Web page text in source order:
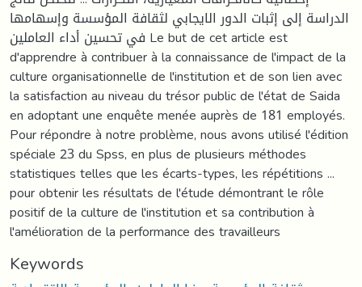
الدراسة إلى إثبات الدور الايجابي لثقافة المؤسسة وإسهامها
في تحسين أداء العاملين Le but de cet article est
d'apprendre à contribuer à la connaissance de l'impact de la
culture organisationnelle de l'institution et de son lien avec
la satisfaction au niveau du trésor public de l'état de Saida
en adoptant une enquête menée auprès de 181 employés.
Pour répondre à notre problème, nous avons utilisé l'édition
spéciale 23 du Spss, en plus de plusieurs méthodes
statistiques telles que les écarts-types, les répétitions ...
pour obtenir les résultats de l'étude démontrant le rôle
positif de la culture de l'institution et sa contribution à
l'amélioration de la performance des travailleurs
Keywords